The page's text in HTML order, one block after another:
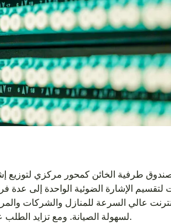
طرفية الخائن كمحور مركزي لتوزيع
لتقسيم الإشارة الضوئية الواحدة إلى
عالي السرعة للمنازل والشركات
لسهولة الصيانة. ومع تزايد الطلب على البيانات، يظل التوزيع الفعال للإشارات يمثل أولوية قصوى لمزودي الشبكات.